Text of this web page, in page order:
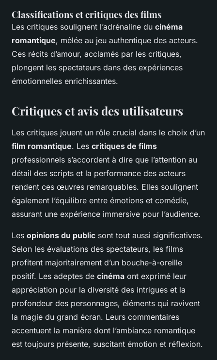
Classifications et critiques des films
Les critiques soulignent l’adrénaline du cinéma
romantique, mêlée au jeu authentique des acteurs.
Ces récits d’amour, acclamés par les critiques,
plongent les spectateurs dans des expériences
émotionnelles enrichissantes.
Critiques et avis des utilisateurs
Les critiques jouent un rôle crucial dans le choix d’un
film romantique. Les critiques de films
professionnels s’accordent à dire que l’attention au
détail des scripts et la performance des acteurs
rendent ces œuvres remarquables. Elles soulignent
également l’équilibre entre émotions et comédie,
assurant une expérience immersive pour l’audience.
Les opinions du public sont tout aussi significatives.
Selon les évaluations des spectateurs, les films
profitent majoritairement d’un bouche-à-oreille
positif. Les adeptes de cinéma ont exprimé leur
appréciation pour la diversité des intrigues et la
profondeur des personnages, éléments qui ravivent
la magie du grand écran. Leurs commentaires
accentuent la manière dont l’ambiance romantique
est toujours présente, suscitant émotion et réflexion.